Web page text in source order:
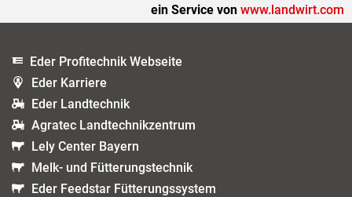
ein Service von www.landwirt.com
Eder Profitechnik Webseite
Eder Karriere
Eder Landtechnik
Agratec Landtechnikzentrum
Lely Center Bayern
Melk- und Fütterungstechnik
Eder Feedstar Fütterungssystem